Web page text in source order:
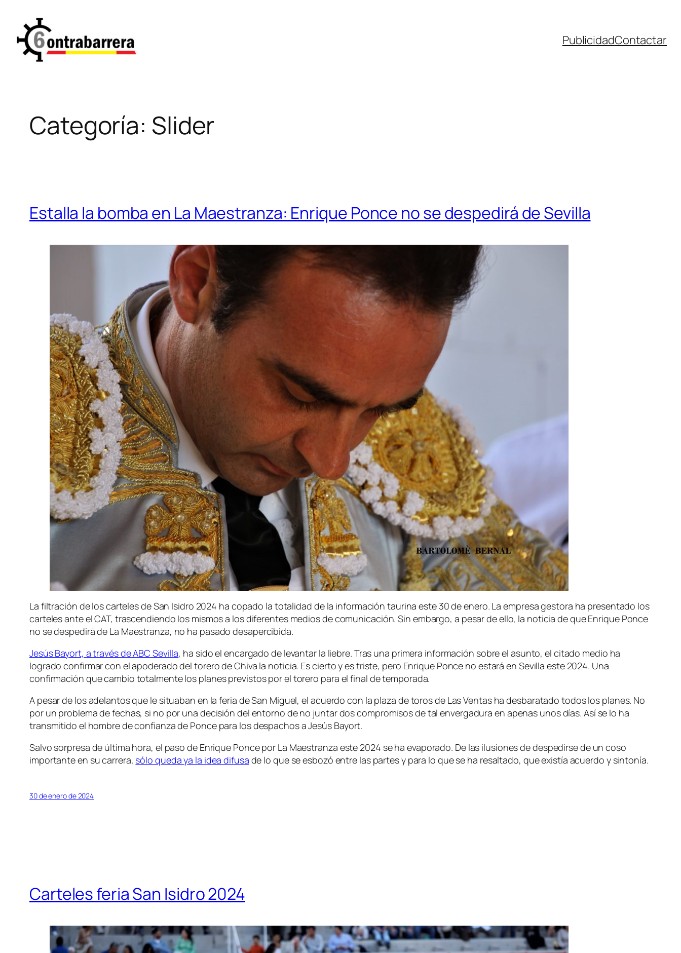
contenido
PublicidadContactar
Categoría: Slider
Estalla la bomba en La Maestranza: Enrique Ponce no se despedirá de Sevilla
La filtración de los carteles de San Isidro 2024 ha copado la totalidad de la información taurina este 30 de enero. La empresa gestora ha presentado los
carteles ante el CAT, trascendiendo los mismos a los diferentes medios de comunicación. Sin embargo, a pesar de ello, la noticia de que Enrique Ponce
no se despedirá de La Maestranza, no ha pasado desapercibida.
Jesús Bayort, a través de ABC Sevilla, ha sido el encargado de levantar la liebre. Tras una primera información sobre el asunto, el citado medio ha
logrado confirmar con el apoderado del torero de Chiva la noticia. Es cierto y es triste, pero Enrique Ponce no estará en Sevilla este 2024. Una
confirmación que cambio totalmente los planes previstos por el torero para el final de temporada.
A pesar de los adelantos que le situaban en la feria de San Miguel, el acuerdo con la plaza de toros de Las Ventas ha desbaratado todos los planes. No
por un problema de fechas, si no por una decisión del entorno de no juntar dos compromisos de tal envergadura en apenas unos días. Así se lo ha
transmitido el hombre de confianza de Ponce para los despachos a Jesús Bayort.
Salvo sorpresa de última hora, el paso de Enrique Ponce por La Maestranza este 2024 se ha evaporado. De las ilusiones de despedirse de un coso
importante en su carrera, sólo queda ya la idea difusa de lo que se esbozó entre las partes y para lo que se ha resaltado, que existía acuerdo y sintonía.
30 de enero de 2024
Carteles feria San Isidro 2024